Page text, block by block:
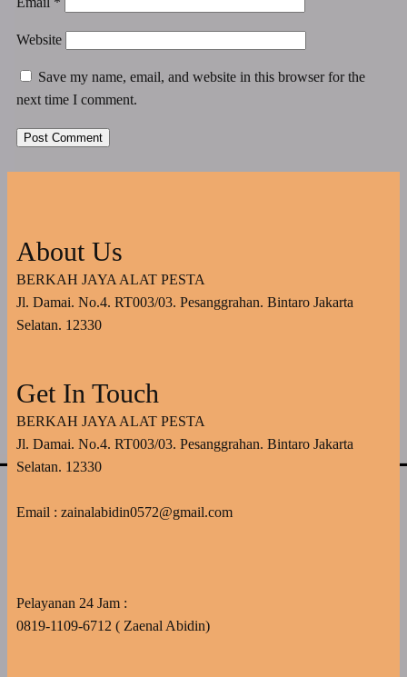
Website
Save my name, email, and website in this browser for the
next time I comment.
About Us
BERKAH JAYA ALAT PESTA
Jl. Damai. No.4. RT003/03. Pesanggrahan. Bintaro Jakarta
Selatan. 12330
Get In Touch
BERKAH JAYA ALAT PESTA
Jl. Damai. No.4. RT003/03. Pesanggrahan. Bintaro Jakarta
Selatan. 12330
Email : zainalabidin0572@gmail.com
Pelayanan 24 Jam :
0819-1109-6712 ( Zaenal Abidin)